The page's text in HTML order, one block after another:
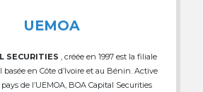
UEMOA
SECURITIES , créée en 1997 est la filiale
basée en Côte d’Ivoire et au Bénin. Active
de l’UEMOA, BOA Capital Securities